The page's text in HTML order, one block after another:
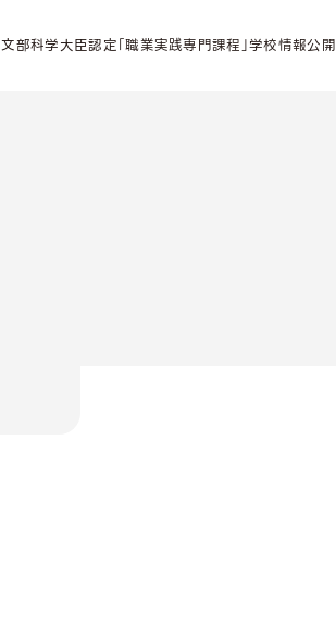
文部科学大臣認定「職業実践専門課程」学校情報公開